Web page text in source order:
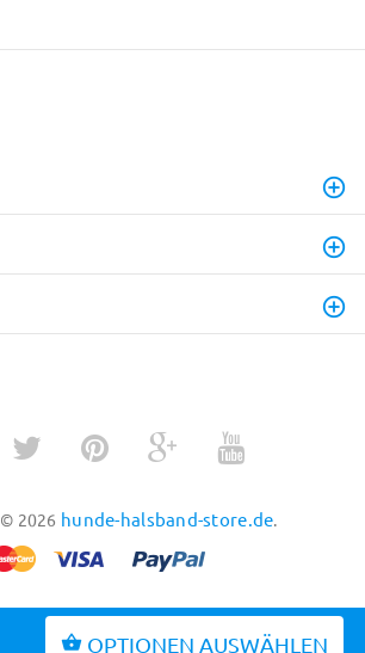
OPTIONEN AUSWÄHLEN
2026 hunde-halsband-store.de.